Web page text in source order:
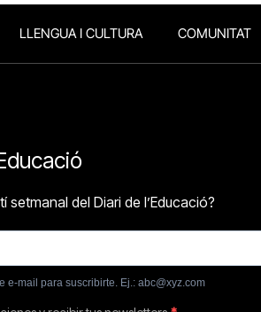
LLENGUA I CULTURA COMUNITAT